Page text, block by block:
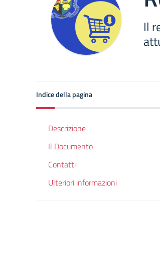
Il
Indice della pagina
Descrizione
Il Documento
Contatti
Ulteriori informazioni